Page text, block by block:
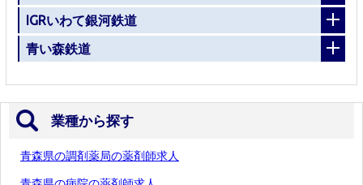
IGRいわて銀河鉄道
青い森鉄道
業種から探す
青森県の調剤薬局の薬剤師求人